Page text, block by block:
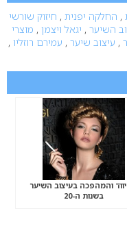
, החלקה יפנית , חיזוק שורשי
השיער , יגאל ויצמן , מוצרי
, עיצוב שיער , עמירם רוזליו ,
והמהפכה בעיצוב השיער
בשנות ה-20